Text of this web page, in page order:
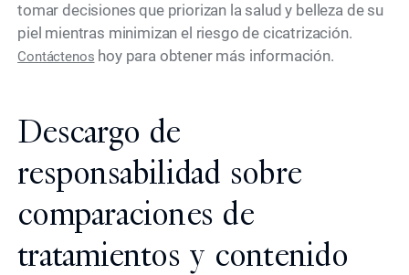
tomar decisiones que priorizan la salud y belleza de su
piel mientras minimizan el riesgo de cicatrización.
Contáctenos hoy para obtener más información.
Descargo de
responsabilidad sobre
comparaciones de
tratamientos y contenido